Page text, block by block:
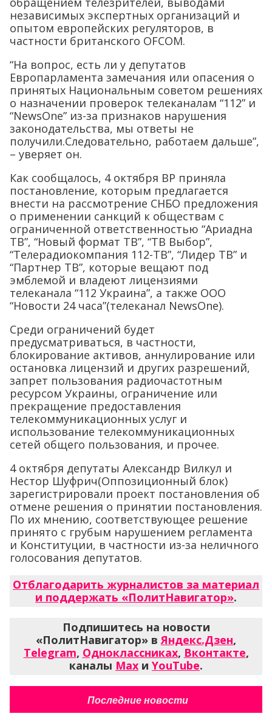
независимых экспертных организаций и
опытом европейских регуляторов, в
частности британского OFCOM.
“На вопрос, есть ли у депутатов
Европарламента замечания или опасения о
принятых Национальным советом решениях
о назначении проверок телеканалам “112” и
“NewsOne” из-за признаков нарушения
законодательства, мы ответы не
получили.Следовательно, работаем дальше”,
– уверяет он.
Как сообщалось, 4 октября ВР приняла
постановление, которым предлагается
внести на рассмотрение СНБО предложения
о применении санкций к обществам с
ограниченной ответственностью “Ариадна
ТВ”, “Новый формат ТВ”, “ТВ Выбор”,
“Телерадиокомпания 112-ТВ”, “Лидер ТВ” и
“Партнер ТВ”, которые вещают под
эмблемой и владеют лицензиями
телеканала “112 Украина”, а также ООО
“Новости 24 часа”(телеканал NewsOne).
Среди ограничений будет
предусматриваться, в частности,
блокирование активов, аннулирование или
остановка лицензий и других разрешений,
запрет пользования радиочастотным
ресурсом Украины, ограничение или
прекращение предоставления
телекоммуникационных услуг и
использование телекоммуникационных
сетей общего пользования, и прочее.
4 октября депутаты Александр Вилкул и
Нестор Шуфрич(Оппозиционный блок)
зарегистрировали проект постановления об
отмене решения о принятии постановления.
По их мнению, соответствующее решение
принято с грубым нарушением регламента
и Конституции, в частности из-за неличного
голосования депутатов.
Отблагодарить журналистов за материал
и поддержать «ПолитНавигатор».
Подпишитесь на новости
«ПолитНавигатор» вЯндекс.Дзен,
Telegram, Одноклассниках, Вконтакте,
каналы Max и YouTube.
Последние новости